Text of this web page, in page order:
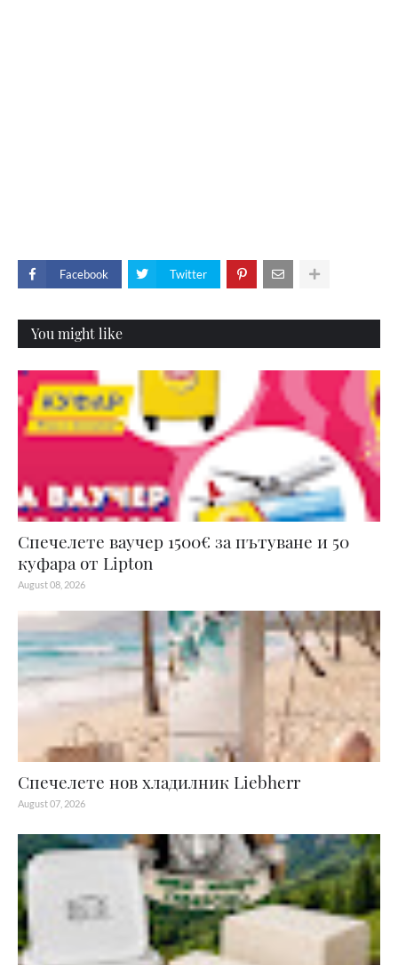
Facebook Twitter
You might like
Спечелете ваучер 1500€ за пътуване и 50
куфара от Lipton
August 08, 2026
Спечелете нов хладилник Liebherr
August 07, 2026